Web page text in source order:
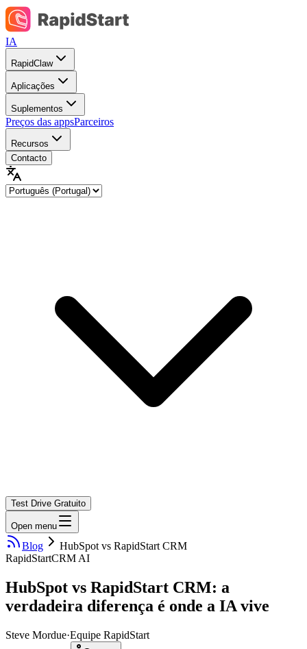
IA
RapidClaw
Aplicações
Suplementos
Preços das appsParceiros
Recursos
Contacto
Test Drive Gratuito
Open menu
Blog
HubSpot vs RapidStart CRM
RapidStartCRM AI
HubSpot vs RapidStart CRM: a
verdadeira diferença é onde a IA vive
Steve Mordue·Equipe RapidStart